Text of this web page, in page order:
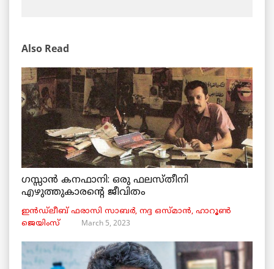
Also Read
ഗസ്സാൻ കനഫാനി: ഒരു ഫലസ്തീനി
എഴുത്തുകാരന്റെ ജീവിതം
ഇൻഡ്ലീബ് ​​ഫരാസി സാബർ, നദ്ദ ഒസ്മാൻ, ഹാറൂൺ
ജെയിംസ്
March 5, 2023